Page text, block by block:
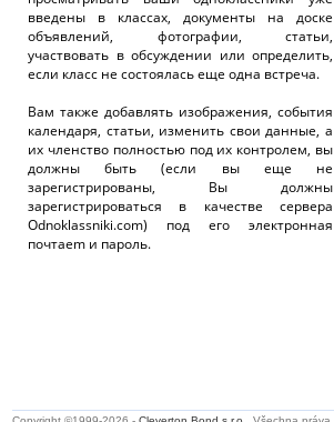
введены в классах, документы на доске
объявлений, фотографии, статьи,
участвовать в обсуждении или определить,
если класс не состоялась еще одна встреча.
Вам также добавлять изображения, события
календаря, статьи, изменить свои данные, а
их членство полностью под их контролем, вы
должны быть (если вы еще не
зарегистрированы, Вы должны
зарегистрироваться в качестве сервера
Odnoklassniki.com) под его электронная
почтаem и пароль.